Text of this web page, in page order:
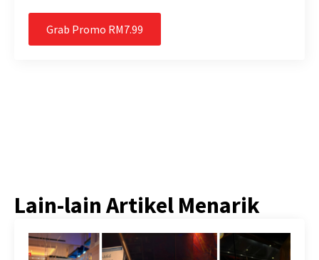
Grab Promo RM7.99
Lain-lain Artikel Menarik